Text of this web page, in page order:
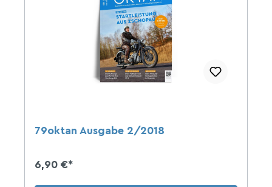
79oktan Ausgabe 2/2018
6,90 €*